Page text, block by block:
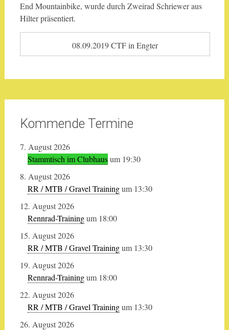
End Mountainbike, wurde durch Zweirad Schriewer aus
Hilter präsentiert.
08.09.2019 CTF in Engter
Kommende Termine
7. August 2026
Stammtisch im Clubhausum 19:30
8. August 2026
RR / MTB / Gravel Trainingum 13:30
12. August 2026
Rennrad-Trainingum 18:00
15. August 2026
RR / MTB / Gravel Trainingum 13:30
19. August 2026
Rennrad-Trainingum 18:00
22. August 2026
RR / MTB / Gravel Trainingum 13:30
26. August 2026